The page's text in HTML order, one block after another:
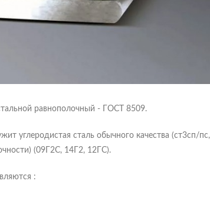
равнополочный - ГОСТ 8509.
углеродистая сталь обычного качества (ст3сп/
(09Г2С, 14Г2, 12ГС).
: